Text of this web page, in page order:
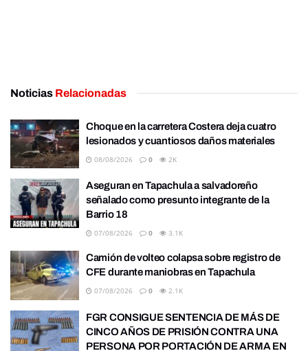
Noticias Relacionadas
Choque en la carretera Costera deja cuatro
lesionados y cuantiosos daños materiales
08/08/2026 0 2K
Aseguran en Tapachula a salvadoreño
señalado como presunto integrante de la
Barrio 18
07/08/2026 0 3.1K
Camión de volteo colapsa sobre registro de
CFE durante maniobras en Tapachula
07/08/2026 0 2.1K
FGR CONSIGUE SENTENCIA DE MÁS DE
CINCO AÑOS DE PRISIÓN CONTRA UNA
PERSONA POR PORTACIÓN DE ARMA EN